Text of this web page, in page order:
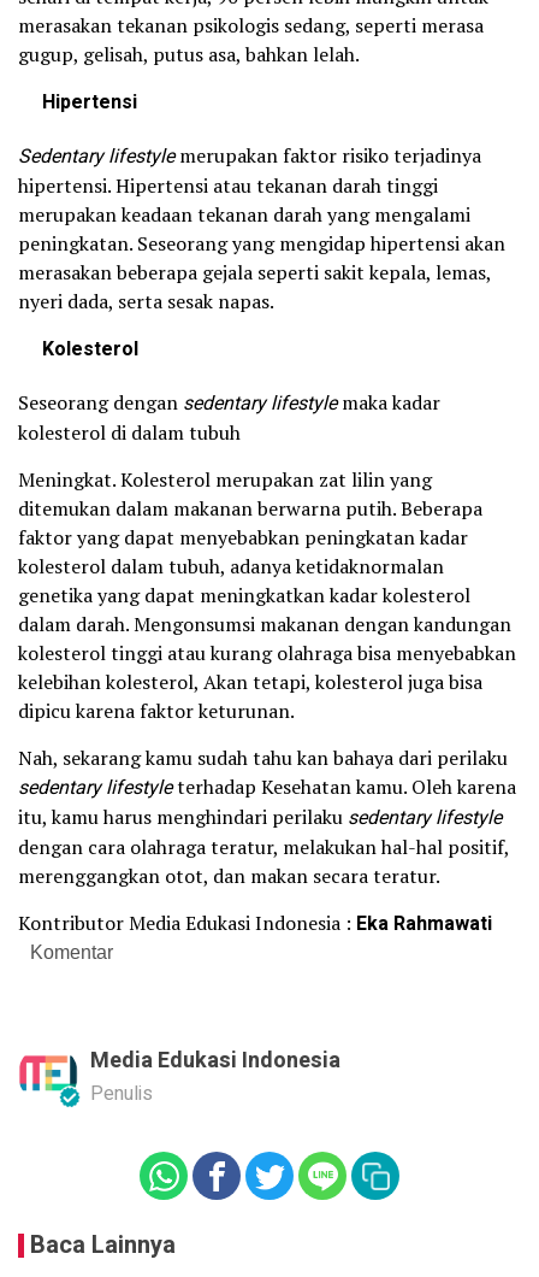
merasakan tekanan psikologis sedang, seperti merasa
gugup, gelisah, putus asa, bahkan lelah.
Hipertensi
Sedentary lifestylemerupakan faktor risiko terjadinya
hipertensi. Hipertensi atau tekanan darah tinggi
merupakan keadaan tekanan darah yang mengalami
peningkatan. Seseorang yang mengidap hipertensi akan
merasakan beberapa gejala seperti sakit kepala, lemas,
nyeri dada, serta sesak napas.
Kolesterol
Seseorang dengan sedentary lifestylemaka kadar
kolesterol di dalam tubuh
Meningkat. Kolesterol merupakan zat lilin yang
ditemukan dalam makanan berwarna putih. Beberapa
faktor yang dapat menyebabkan peningkatan kadar
kolesterol dalam tubuh, adanya ketidaknormalan
genetika yang dapat meningkatkan kadar kolesterol
dalam darah. Mengonsumsi makanan dengan kandungan
kolesterol tinggi atau kurang olahraga bisa menyebabkan
kelebihan kolesterol, Akan tetapi, kolesterol juga bisa
dipicu karena faktor keturunan.
Nah, sekarang kamu sudah tahu kan bahaya dari perilaku
sedentary lifestyleterhadap Kesehatan kamu. Oleh karena
itu, kamu harus menghindari perilaku sedentary lifestyle
dengan cara olahraga teratur, melakukan hal-hal positif,
merenggangkan otot, dan makan secara teratur.
Kontributor Media Edukasi Indonesia : Eka Rahmawati
Komentar
Media Edukasi Indonesia
Penulis
Baca Lainnya